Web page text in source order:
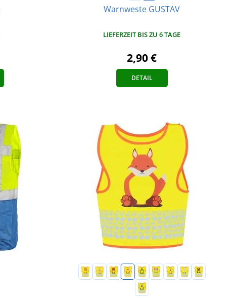
Warnweste GUSTAV
LIEFERZEIT BIS ZU 6 TAGE
2,90 €
DETAIL